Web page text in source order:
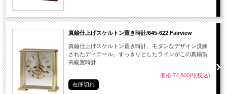
真鍮仕上げスケルトン置き時計/645-622 Fairview
真鍮仕上げスケルトン置き時計。モダンなデザイン洗練
されたディテール。すっきりとしたラインがこの真鍮製
高級置時計
価格:74,800円(税込)
在庫切れ